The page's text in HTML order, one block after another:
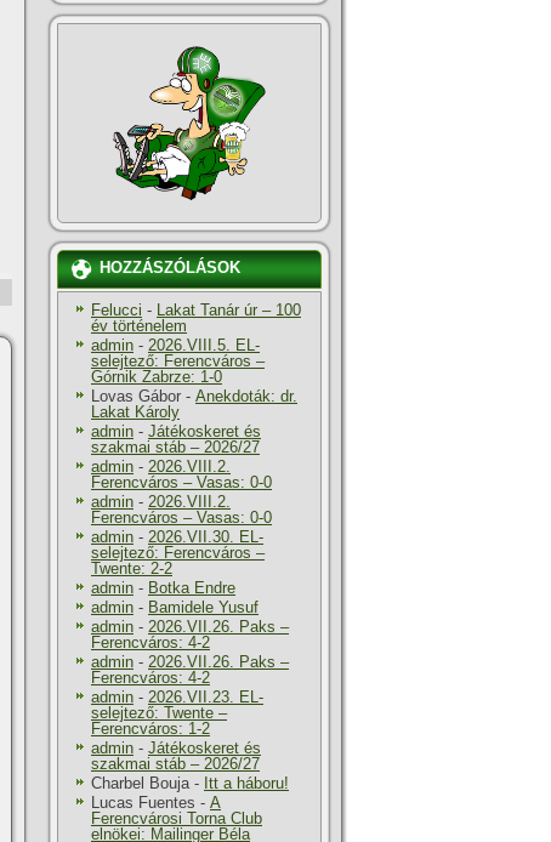
HOZZÁSZÓLÁSOK
Felucci - Lakat Tanár úr – 100
év történelem
admin - 2026.VIII.5. EL-
selejtező: Ferencváros –
Górnik Zabrze: 1-0
Lovas Gábor - Anekdoták: dr.
Lakat Károly
admin - Játékoskeret és
szakmai stáb – 2026/27
admin - 2026.VIII.2.
Ferencváros – Vasas: 0-0
admin - 2026.VIII.2.
Ferencváros – Vasas: 0-0
admin - 2026.VII.30. EL-
selejtező: Ferencváros –
Twente: 2-2
admin - Botka Endre
admin - Bamidele Yusuf
admin - 2026.VII.26. Paks –
Ferencváros: 4-2
admin - 2026.VII.26. Paks –
Ferencváros: 4-2
admin - 2026.VII.23. EL-
selejtező: Twente –
Ferencváros: 1-2
admin - Játékoskeret és
szakmai stáb – 2026/27
Charbel Bouja- Itt a háboru!
Lucas Fuentes - A
Ferencvárosi Torna Club
elnökei: Mailinger Béla